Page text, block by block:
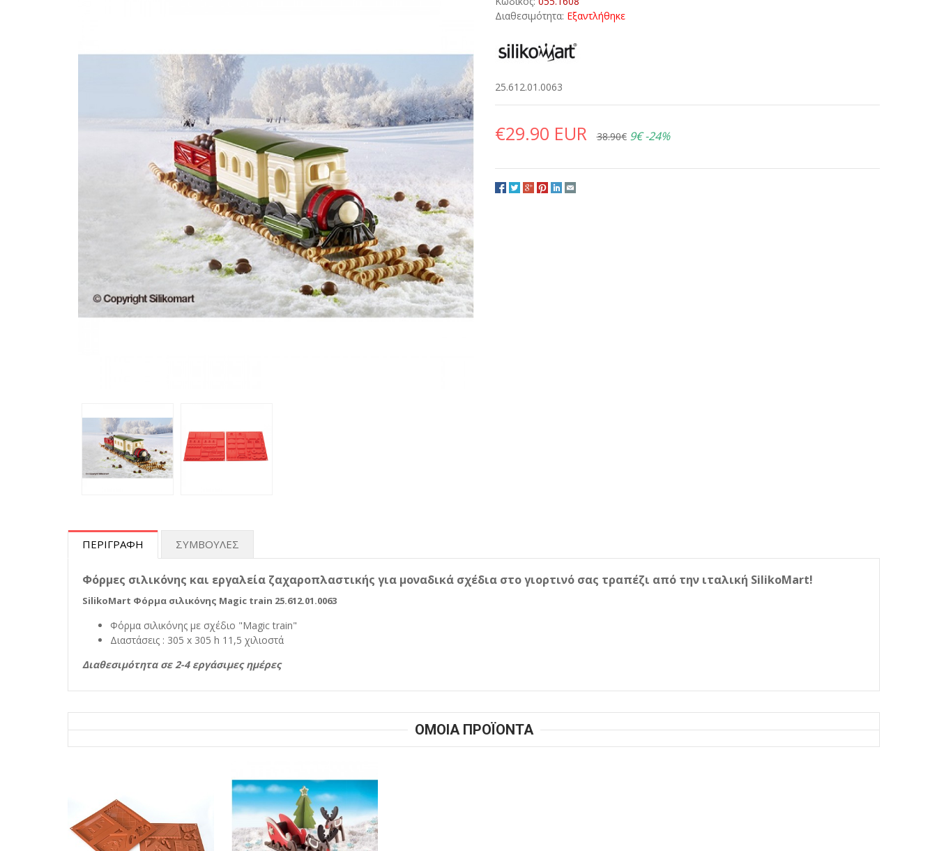
Διαθεσιμότητα: Εξαντλήθηκε
25.612.01.0063
€29.90 EUR 38.90€ 9€ -24%
ΠΕΡΙΓΡΑΦΗ ΣΥΜΒΟΥΛΕΣ
Φόρμες σιλικόνης και εργαλεία ζαχαροπλαστικής για μοναδικά σχέδια στο γιορτινό σας τραπέζι από την ιταλική SilikoMart!
SilikoMart Φόρμα σιλικόνης Magic train 25.612.01.0063
Φόρμα σιλικόνης με σχέδιο "Magic train"
Διαστάσεις : 305 x 305 h 11,5 χιλιοστά
Διαθεσιμότητα σε 2-4 εργάσιμες ημέρες
ΟΜΟΙΑ ΠΡΟΪΟΝΤΑ